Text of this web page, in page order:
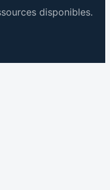
disponibles.